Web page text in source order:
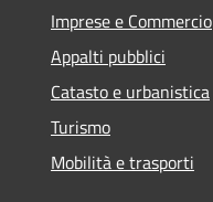
Imprese e Commercio
Appalti pubblici
Catasto e urbanistica
Turismo
Mobilità e trasporti